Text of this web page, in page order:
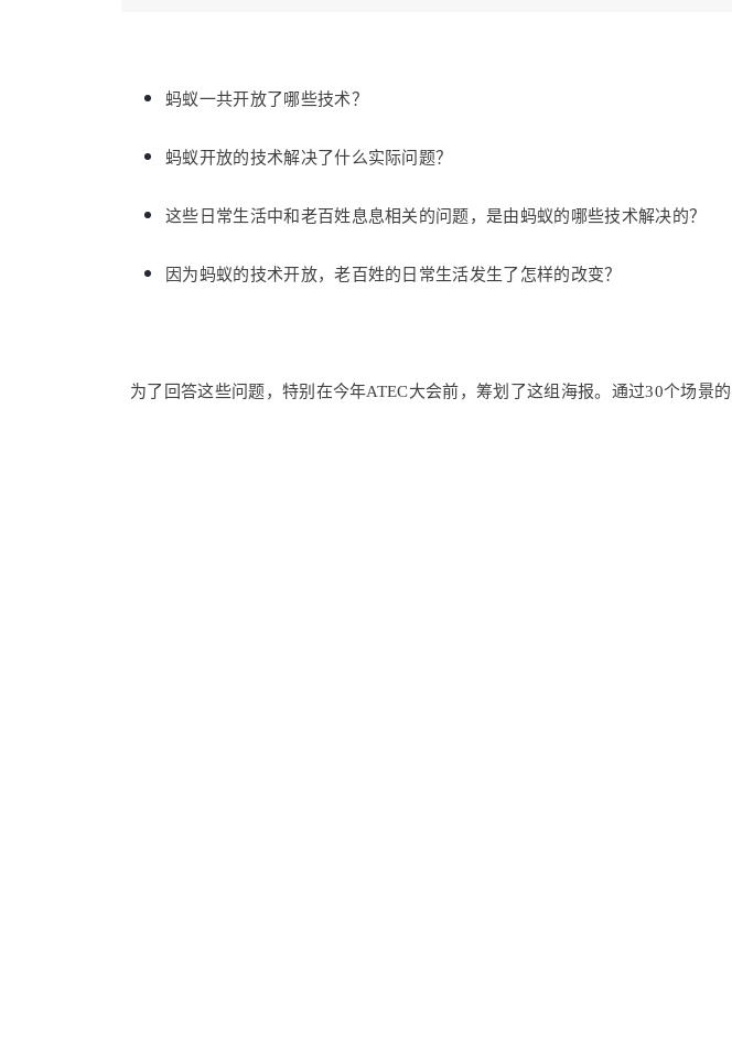
蚂蚁一共开放了哪些技术？
蚂蚁开放的技术解决了什么实际问题？
这些日常生活中和老百姓息息相关的问题，是由蚂蚁的哪些技术解决的？
因为蚂蚁的技术开放，老百姓的日常生活发生了怎样的改变？
为了回答这些问题，特别在今年ATEC大会前，筹划了这组海报。通过30个场景